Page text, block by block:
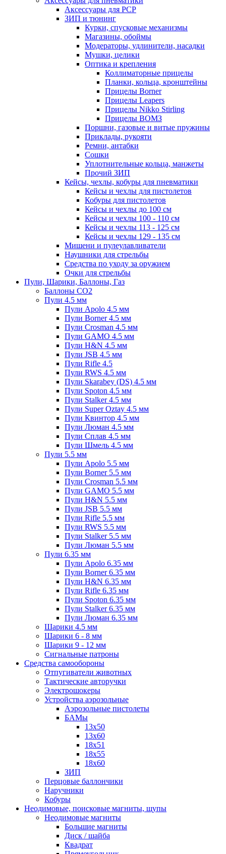
Аксессуары для PCP
ЗИП и тюнинг
Курки, спусковые механизмы
Магазины, обоймы
Модераторы, удлинители, насадки
Мушки, целики
Оптика и крепления
Коллиматорные прицелы
Планки, кольца, кронштейны
Прицелы Borner
Прицелы Leapers
Прицелы Nikko Stirling
Прицелы ВОМЗ
Поршни, газовые и витые пружины
Приклады, рукояти
Ремни, антабки
Сошки
Уплотнительные кольца, манжеты
Прочий ЗИП
Кейсы, чехлы, кобуры для пневматики
Кейсы и чехлы для пистолетов
Кобуры для пистолетов
Кейсы и чехлы до 100 см
Кейсы и чехлы 100 - 110 см
Кейсы и чехлы 113 - 125 см
Кейсы и чехлы 129 - 135 см
Мишени и пулеулавливатели
Наушники для стрельбы
Средства по уходу за оружием
Очки для стрельбы
Пули, Шарики, Баллоны, Газ
Баллоны CO2
Пули 4.5 мм
Пули Apolo 4.5 мм
Пули Borner 4.5 мм
Пули Crosman 4.5 мм
Пули GAMO 4.5 мм
Пули H&N 4.5 мм
Пули JSB 4.5 мм
Пули Rifle 4.5
Пули RWS 4.5 мм
Пули Skarabey (DS) 4.5 мм
Пули Spoton 4.5 мм
Пули Stalker 4.5 мм
Пули Super Oztay 4.5 мм
Пули Квинтор 4.5 мм
Пули Люман 4.5 мм
Пули Сплав 4.5 мм
Пули Шмель 4.5 мм
Пули 5.5 мм
Пули Apolo 5.5 мм
Пули Borner 5.5 мм
Пули Crosman 5.5 мм
Пули GAMO 5.5 мм
Пули H&N 5.5 мм
Пули JSB 5.5 мм
Пули Rifle 5.5 мм
Пули RWS 5.5 мм
Пули Stalker 5.5 мм
Пули Люман 5.5 мм
Пули 6.35 мм
Пули Apolo 6.35 мм
Пули Borner 6.35 мм
Пули H&N 6.35 мм
Пули Rifle 6.35 мм
Пули Spoton 6.35 мм
Пули Stalker 6.35 мм
Пули Люман 6.35 мм
Шарики 4.5 мм
Шарики 6 - 8 мм
Шарики 9 - 12 мм
Сигнальные патроны
Средства самообороны
Отпугиватели животных
Тактические авторучки
Электрошокеры
Устройства аэрозольные
Аэрозольные пистолеты
БАМы
13х50
13х60
18х51
18х55
18х60
ЗИП
Перцовые баллончики
Наручники
Кобуры
Неодимовые, поисковые магниты, щупы
Неодимовые магниты
Большие магниты
Диск / шайба
Квадрат